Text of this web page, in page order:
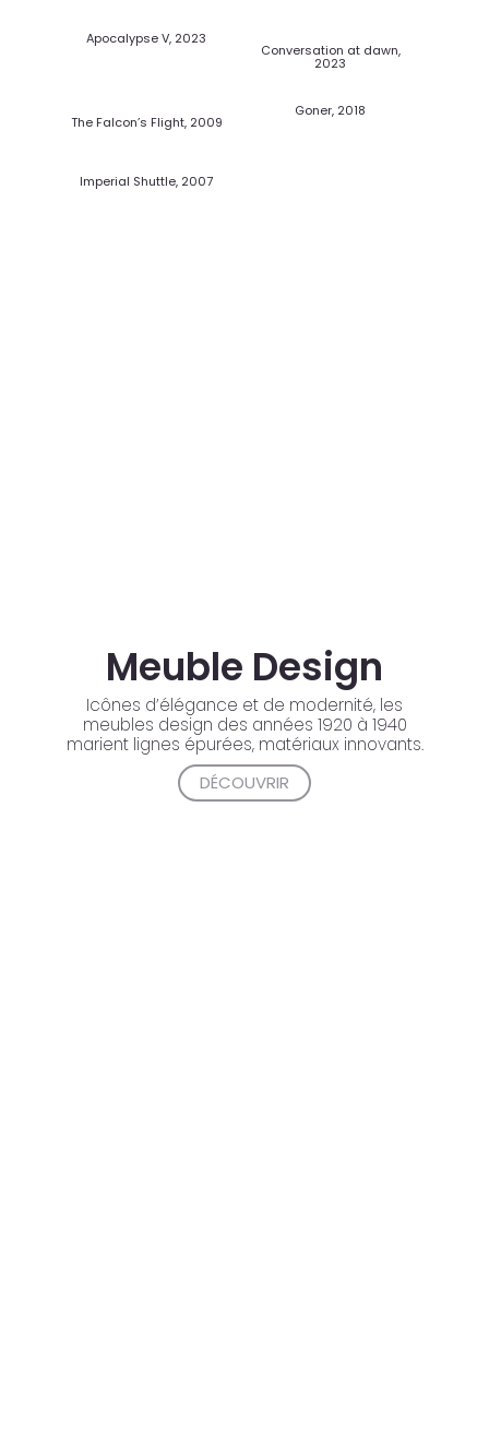
Apocalypse V, 2023
Conversation at dawn,
2023
The Falcon’s Flight, 2009
Goner, 2018
Imperial Shuttle, 2007
Meuble Design
Icônes d’élégance et de modernité, les
meubles design des années 1920 à 1940
marient lignes épurées, matériaux innovants.
DÉCOUVRIR